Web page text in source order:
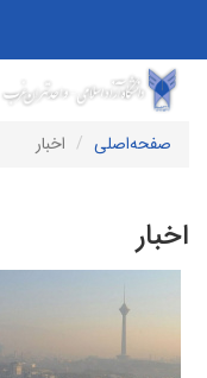
صفحه‌اصلی
اخبار